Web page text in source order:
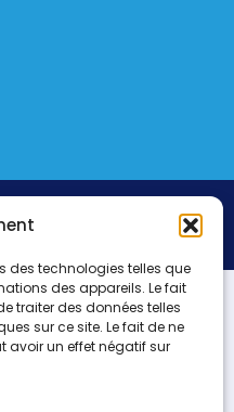
des technologies telles que
des appareils. Le fait
traiter des données telles
sur ce site. Le fait de ne
avoir un effet négatif sur